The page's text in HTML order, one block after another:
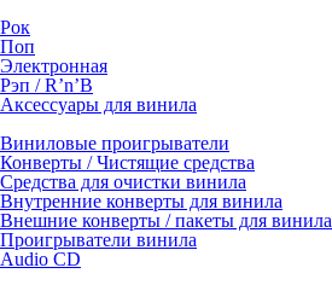
Рок
Поп
Электронная
Рэп / R’n’B
Аксессуары для винила
Виниловые проигрыватели
Конверты / Чистящие средства
Средства для очистки винила
Внутренние конверты для винила
Внешние конверты / пакеты для винила
Проигрыватели винила
Audio CD